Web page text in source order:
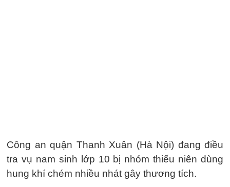
Công an quận Thanh Xuân (Hà Nội) đang điều
tra vụ nam sinh lớp 10 bị nhóm thiếu niên dùng
hung khí chém nhiều nhát gây thương tích.